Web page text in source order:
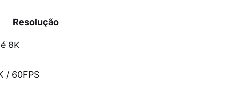
Resolução
8K
/ 60FPS